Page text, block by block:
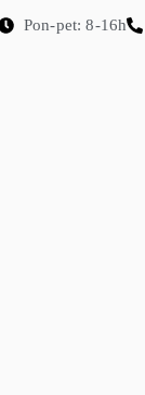
Pon-pet: 8-16h